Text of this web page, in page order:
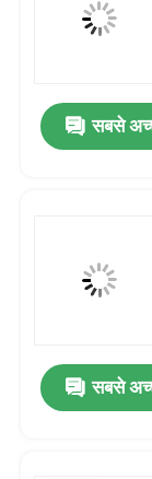
समाचार
ब्यूटेन गैस वाल्व
गैस लाइटर
सबसे
सबसे